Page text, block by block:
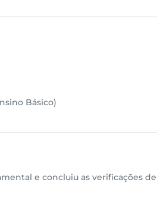
Básico)
e concluiu as verificações